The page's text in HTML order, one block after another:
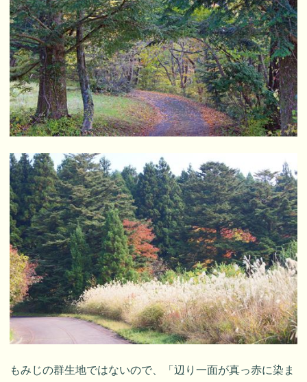
もみじの群生地ではないので、「辺り一面が真っ赤に染ま